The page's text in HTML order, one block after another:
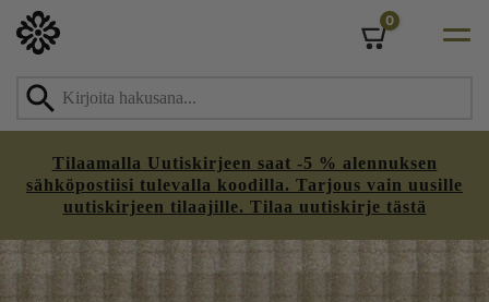
Tilaamalla Uutiskirjeen saat -5 % alennuksen
sähköpostiisi tulevalla koodilla. Tarjous vain uusille
uutiskirjeen tilaajille. Tilaa uutiskirje tästä
0